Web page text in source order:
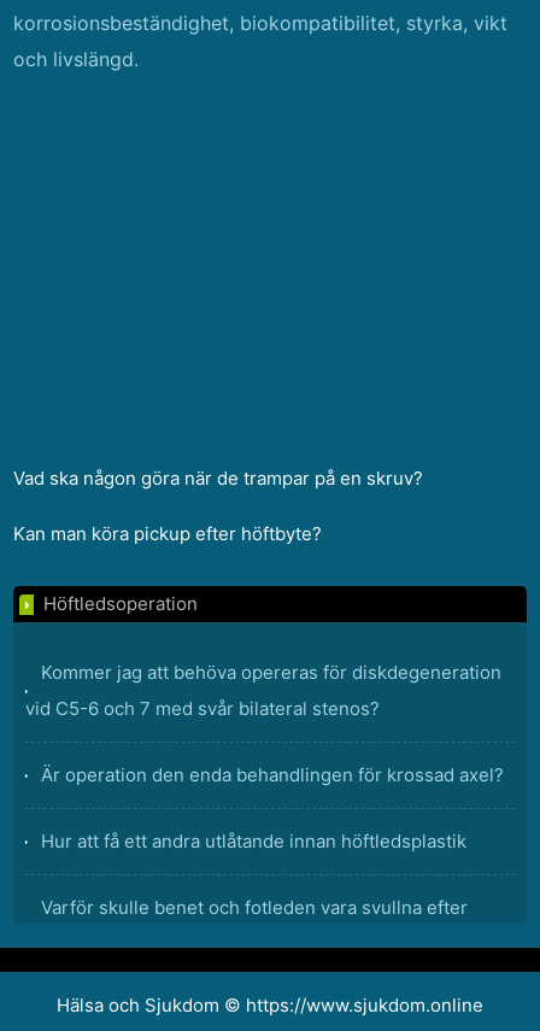
korrosionsbeständighet, biokompatibilitet, styrka, vikt
och livslängd.
Vad ska någon göra när de trampar på en skruv?
Kan man köra pickup efter höftbyte?
Höftledsoperation
Kommer jag att behöva opereras för diskdegeneration
vid C5-6 och 7 med svår bilateral stenos?
Är operation den enda behandlingen för krossad axel?
Hur att få ett andra utlåtande innan höftledsplastik
Varför skulle benet och fotleden vara svullna efter
höftprotes?
Vad är en konstgjord höftleds
Hälsa och Sjukdom © https://www.sjukdom.online